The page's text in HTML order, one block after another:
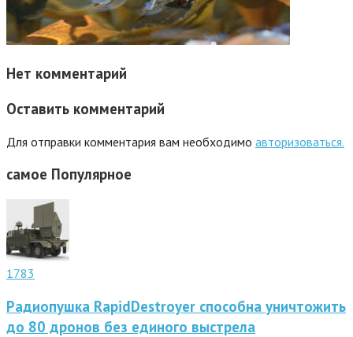
Нет комментарий
Оставить комментарий
Для отправки комментария вам необходимо авторизоваться.
самое Популярное
1783
Радиопушка RapidDestroyer способна уничтожить
до 80 дронов без единого выстрела